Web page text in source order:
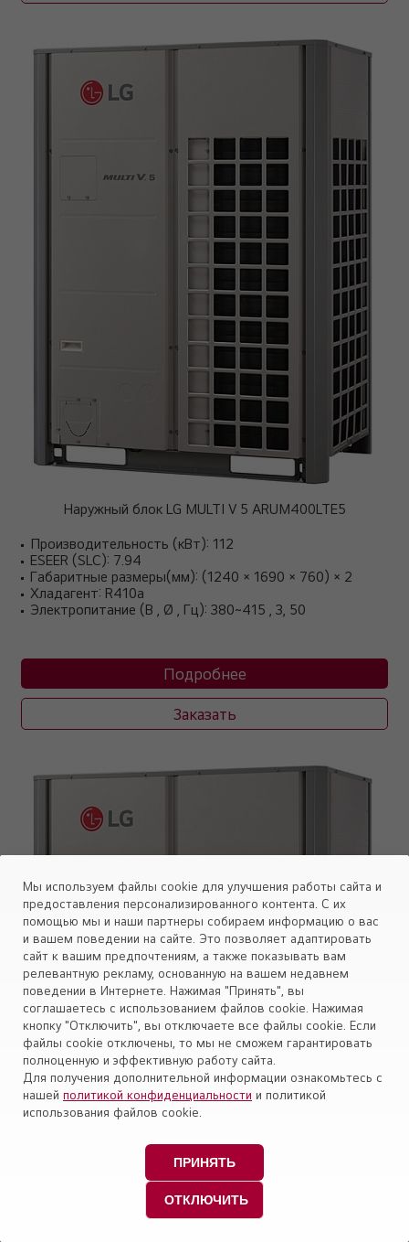
Наружный блок LG MULTI V 5 ARUM400LTE5
Производительность (кВт): 112
ESEER (SLC): 7.94
Габаритные размеры(мм): (1240 × 1690 × 760) × 2
Хладагент: R410a
Электропитание (В , Ø , Гц): 380~415 , 3, 50
Подробнее
Заказать
Мы используем файлы cookie для улучшения работы сайта и
предоставления персонализированного контента. С их
помощью мы и наши партнеры собираем информацию о вас
и вашем поведении на сайте. Это позволяет адаптировать
сайт к вашим предпочтениям, а также показывать вам
релевантную рекламу, основанную на вашем недавнем
поведении в Интернете. Нажимая "Принять", вы
соглашаетесь с использованием файлов cookie. Нажимая
кнопку "Отключить", вы отключаете все файлы cookie. Если
файлы cookie отключены, то мы не сможем гарантировать
полноценную и эффективную работу сайта.
Для получения дополнительной информации ознакомьтесь с
нашей политикой конфиденциальности и политикой
использования файлов cookie.
ПРИНЯТЬ
ОТКЛЮЧИТЬ